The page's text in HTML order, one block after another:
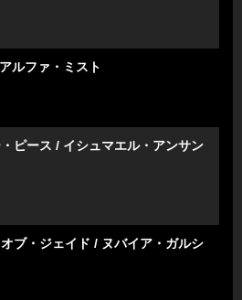
ルファ・ミスト
ピース / イシュマエル・アンサン
ブ・ジェイド / ヌバイア・ガルシ